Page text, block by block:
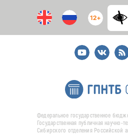
12+
YoutubeВКонтакте
RSS
Федеральное государственное
Государственная публичная научно-
Сибирского отделения Российской